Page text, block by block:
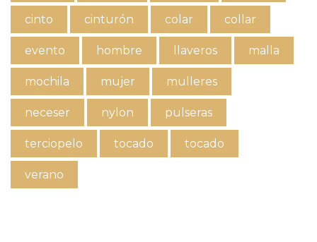
cinto cinturón colar collar
evento hombre llaveros malla
mochila mujer mulleres
neceser nylon pulseras
terciopelo tocado tocado
verano